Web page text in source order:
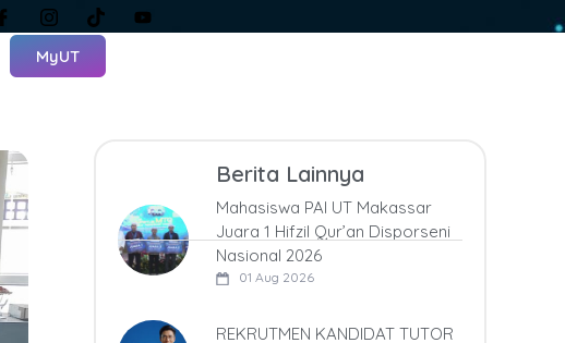
MyUT
Berita Lainnya
Mahasiswa PAI UT Makassar
Juara 1 Hifzil Qur’an Disporseni
Nasional 2026
01 Aug 2026
REKRUTMEN KANDIDAT TUTOR